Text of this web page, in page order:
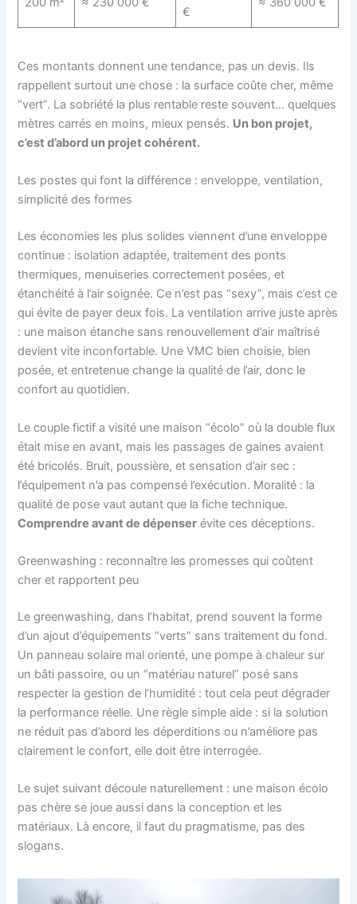
€
Ces montants donnent une tendance, pas un devis. Ils
rappellent surtout une chose : la surface coûte cher, même
“vert”. La sobriété la plus rentable reste souvent… quelques
mètres carrés en moins, mieux pensés. Un bon projet,
c’est d’abord un projet cohérent.
Les postes qui font la différence : enveloppe, ventilation,
simplicité des formes
Les économies les plus solides viennent d’une enveloppe
continue : isolation adaptée, traitement des ponts
thermiques, menuiseries correctement posées, et
étanchéité à l’air soignée. Ce n’est pas “sexy”, mais c’est ce
qui évite de payer deux fois. La ventilation arrive juste après
: une maison étanche sans renouvellement d’air maîtrisé
devient vite inconfortable. Une VMC bien choisie, bien
posée, et entretenue change la qualité de l’air, donc le
confort au quotidien.
Le couple fictif a visité une maison “écolo” où la double flux
était mise en avant, mais les passages de gaines avaient
été bricolés. Bruit, poussière, et sensation d’air sec :
l’équipement n’a pas compensé l’exécution. Moralité : la
qualité de pose vaut autant que la fiche technique.
Comprendre avant de dépenser évite ces déceptions.
Greenwashing : reconnaître les promesses qui coûtent
cher et rapportent peu
Le greenwashing, dans l’habitat, prend souvent la forme
d’un ajout d’équipements “verts” sans traitement du fond.
Un panneau solaire mal orienté, une pompe à chaleur sur
un bâti passoire, ou un “matériau naturel” posé sans
respecter la gestion de l’humidité : tout cela peut dégrader
la performance réelle. Une règle simple aide : si la solution
ne réduit pas d’abord les déperditions ou n’améliore pas
clairement le confort, elle doit être interrogée.
Le sujet suivant découle naturellement : une maison écolo
pas chère se joue aussi dans la conception et les
matériaux. Là encore, il faut du pragmatisme, pas des
slogans.